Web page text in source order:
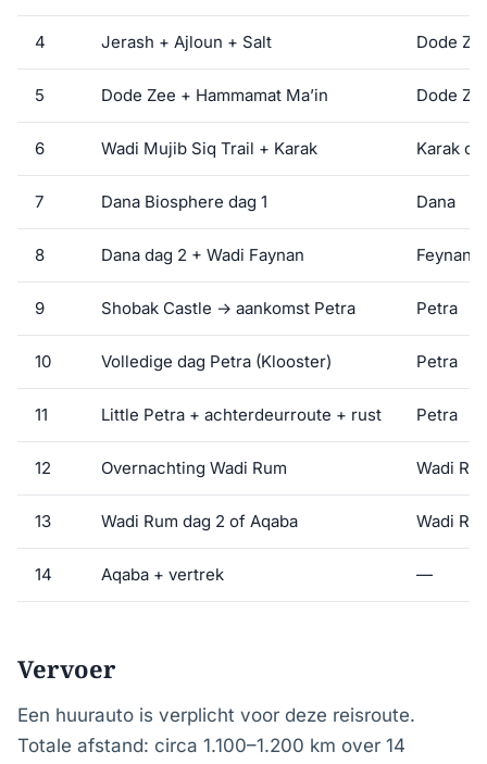
4 Jerash + Ajloun + Salt Dode
5 Dode Zee + Hammamat Ma’in Dode
6 Wadi Mujib Siq Trail + Karak Karak of
7 Dana Biosphere dag 1 Dana
8 Dana dag 2 + Wadi Faynan Feynan
9 Shobak Castle → aankomst Petra Petra
10 Volledige dag Petra (Klooster) Petra
11 Little Petra + achterdeurroute + rust Petra
12 Overnachting Wadi Rum Wadi
13 Wadi Rum dag 2 of Aqaba Wadi
14 Aqaba + vertrek —
Vervoer
Een huurauto is verplicht voor deze reisroute.
Totale afstand: circa 1.100–1.200 km over 14